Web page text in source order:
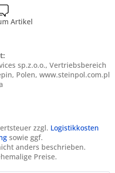
Artikel
sp.z.o.o., Vertriebsbereich
Polen, www.steinpol.com.pl
zzgl. Logistikkosten
sowie ggf.
anders beschrieben.
Preise.